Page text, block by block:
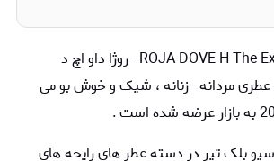
ROJA DOVE H The روژا داو اچ د
عطری مردانه - زنانه ، شیک و خوش بو می
بلک تیر در دسته عطر هایرایحه های